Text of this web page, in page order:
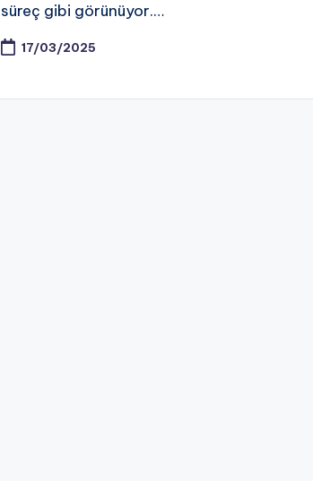
süreç gibi görünüyor.…
17/03/2025